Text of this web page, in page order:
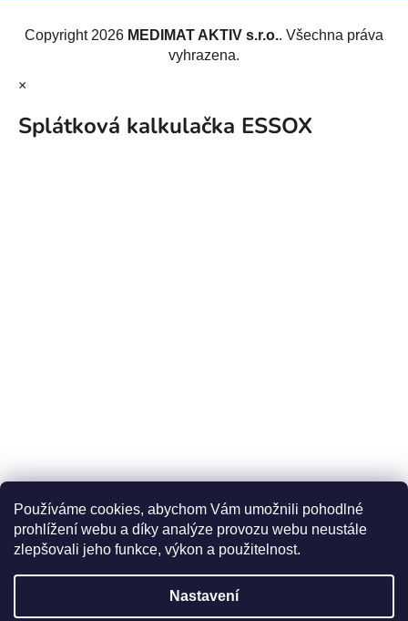
Používáme cookies, abychom Vám umožnili pohodlné
prohlížení webu a díky analýze provozu webu neustále
zlepšovali jeho funkce, výkon a použitelnost.
Nastavení
Copyright 2026 MEDIMAT AKTIV s.r.o.. Všechna práva
vyhrazena.
×
Splátková kalkulačka ESSOX